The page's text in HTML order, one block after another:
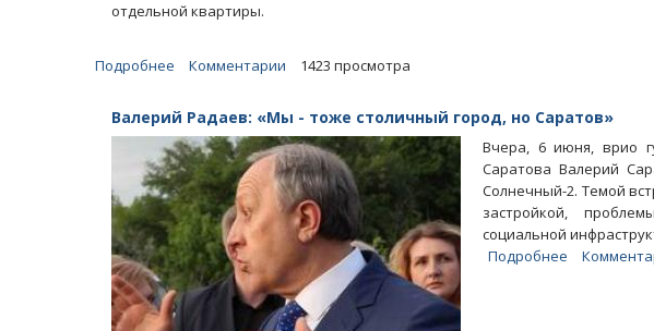
отдельной квартиры.
Подробнее
Радаев
пообещал
квартиру
многодетной
женщине
Комментарии 1423 просмотра
Валерий Радаев: «Мы - тоже столичный город, но Саратов»
Вчера, 6 июня, врио
Саратова Валерий
Солнечный-2. Темой
застройкой,
социальной
Подробнее